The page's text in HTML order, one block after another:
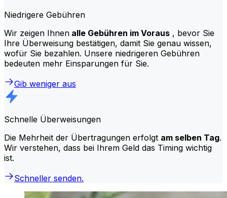
Niedrigere Gebühren
Wir zeigen Ihnen alle Gebühren im Voraus , bevor Sie
Ihre Überweisung bestätigen, damit Sie genau wissen,
wofür Sie bezahlen. Unsere niedrigeren Gebühren
bedeuten mehr Einsparungen für Sie.
Gib weniger aus
Schnelle Überweisungen
Die Mehrheit der Übertragungen erfolgt am selben Tag.
Wir verstehen, dass bei Ihrem Geld das Timing wichtig
ist.
Schneller senden.